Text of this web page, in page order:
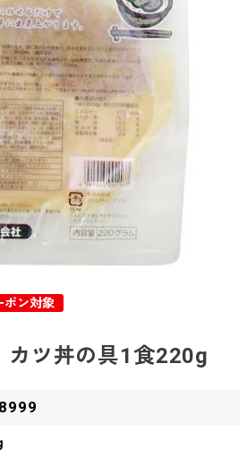
ポン対象
ツ丼の具1食220g
食２２０ｇ